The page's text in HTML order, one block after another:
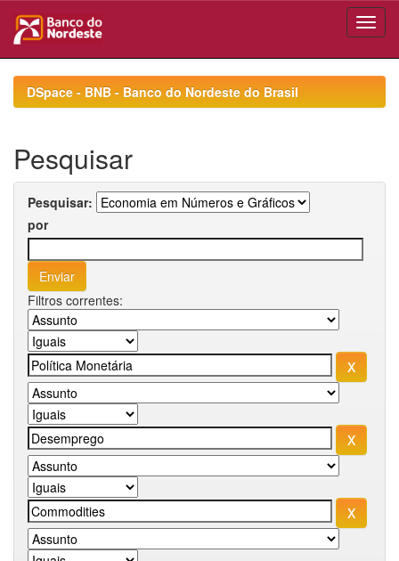
navigationDSpace - BNB - Banco do Nordeste do Brasil
Pesquisar
Pesquisar:
por
Filtros correntes: